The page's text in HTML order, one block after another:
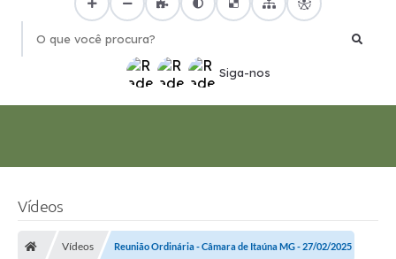
O que você procura?
Siga-nos
Vídeos
Vídeos Reunião Ordinária - Câmara de Itaúna MG - 27/02/2025